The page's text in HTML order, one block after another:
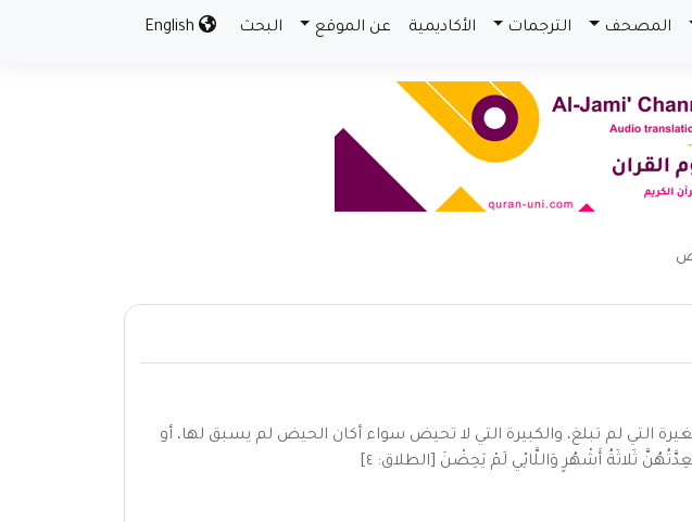
المصحف الترجمات الأكاديمية عن الموقع البحث
التي لم تبلغ، والكبيرة التي لا تحيض سواء أكان الحيض لم يسبق لها، أو
ثَلاثَةُ أَشْهُرٍ وَاللَّائِي لَمْ يَحِضْنَ [الطلاق: ٤]